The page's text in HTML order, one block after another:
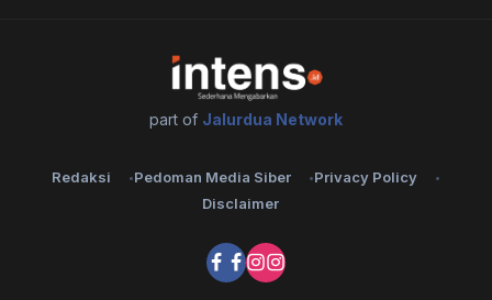
part of Jalurdua Network
Redaksi Pedoman Media Siber
Privacy Policy
Disclaimer